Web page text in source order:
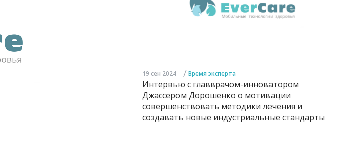
19 сен 2024 / Время эксперта
Интервью с главврачом-инноватором
Джассером Дорошенко о мотивации
совершенствовать методики лечения и
создавать новые индустриальные стандарты